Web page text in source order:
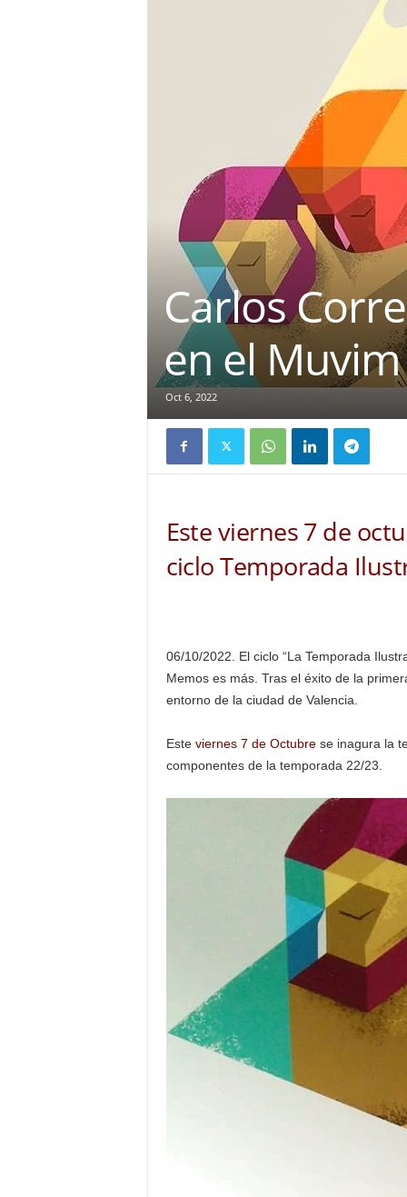
Carlos
en el Muvim
Oct 6, 2022
Este viernes 7 de
ciclo Temporada
06/10/2022. El ciclo “La Temporada
Memos es más. Tras el éxito de la
entorno de la ciudad de Valencia.
Este viernes 7 de Octubrese inagura la
componentes de la temporada 22/23.